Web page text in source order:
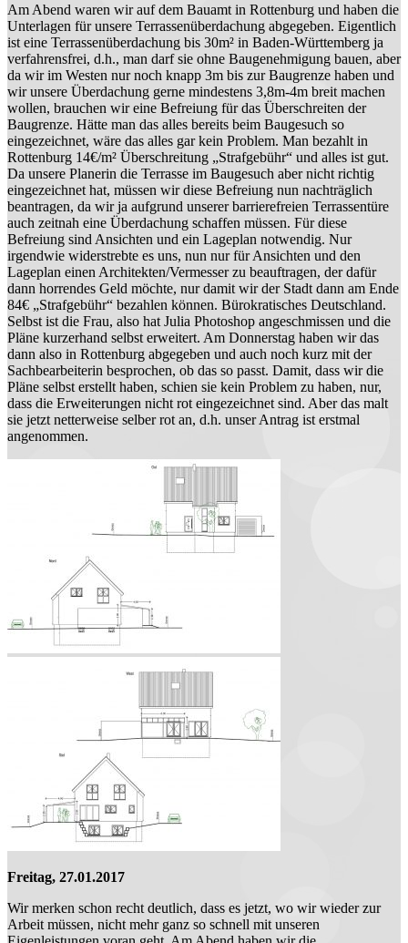
Am Abend waren wir auf dem Bauamt in Rottenburg und haben die
Unterlagen für unsere Terrassenüberdachung abgegeben. Eigentlich
ist eine Terrassenüberdachung bis 30m² in Baden-Württemberg ja
verfahrensfrei, d.h., man darf sie ohne Baugenehmigung bauen, aber
da wir im Westen nur noch knapp 3m bis zur Baugrenze haben und
wir unsere Überdachung gerne mindestens 3,8m-4m breit machen
wollen, brauchen wir eine Befreiung für das Überschreiten der
Baugrenze. Hätte man das alles bereits beim Baugesuch so
eingezeichnet, wäre das alles gar kein Problem. Man bezahlt in
Rottenburg 14€/m² Überschreitung „Strafgebühr“ und alles ist gut.
Da unsere Planerin die Terrasse im Baugesuch aber nicht richtig
eingezeichnet hat, müssen wir diese Befreiung nun nachträglich
beantragen, da wir ja aufgrund unserer barrierefreien Terrassentüre
auch zeitnah eine Überdachung schaffen müssen. Für diese
Befreiung sind Ansichten und ein Lageplan notwendig. Nur
irgendwie widerstrebte es uns, nun nur für Ansichten und den
Lageplan einen Architekten/Vermesser zu beauftragen, der dafür
dann horrendes Geld möchte, nur damit wir der Stadt dann am Ende
84€ „Strafgebühr“ bezahlen können. Bürokratisches Deutschland.
Selbst ist die Frau, also hat Julia Photoshop angeschmissen und die
Pläne kurzerhand selbst erweitert. Am Donnerstag haben wir das
dann also in Rottenburg abgegeben und auch noch kurz mit der
Sachbearbeiterin besprochen, ob das so passt. Damit, dass wir die
Pläne selbst erstellt haben, schien sie kein Problem zu haben, nur,
dass die Erweiterungen nicht rot eingezeichnet sind. Aber das malt
sie jetzt netterweise selber rot an, d.h. unser Antrag ist erstmal
angenommen.
Freitag, 27.01.2017
Wir merken schon recht deutlich, dass es jetzt, wo wir wieder zur
Arbeit müssen, nicht mehr ganz so schnell mit unseren